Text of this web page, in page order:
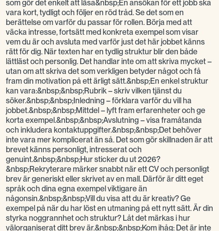
som gör det enkelt att läsa&nbsp;En ansökan för ett jobb ska
vara kort, tydligt och följer en röd tråd. Se det som en
berättelse om varför du passar för rollen. Börja med att
väcka intresse, fortsätt med konkreta exempel som visar
vem du är och avsluta med varför just det här jobbet känns
rätt för dig. När texten har en tydlig struktur blir den både
lättläst och personlig. Det handlar inte om att skriva mycket –
utan om att skriva det som verkligen betyder något och få
fram din motivation på ett ärligt sätt.&nbsp;En enkel struktur
kan vara:&nbsp;&nbsp;Rubrik – skriv vilken tjänst du
söker.&nbsp;&nbsp;Inledning – förklara varför du vill ha
jobbet.&nbsp;&nbsp;Mittdel – lyft fram erfarenheter och ge
korta exempel.&nbsp;&nbsp;Avslutning – visa framåtanda
och inkludera kontaktuppgifter.&nbsp;&nbsp;Det behöver
inte vara mer komplicerat än så. Det som gör skillnaden är att
brevet känns personligt, intresserat och
genuint.&nbsp;&nbsp;Hur sticker du ut 2026?
&nbsp;Rekryterare märker snabbt när ett CV och personligt
brev är generiskt eller skrivet av en mall. Därför är ditt eget
språk och dina egna exempel viktigare än
någonsin.&nbsp;&nbsp;Vill du visa att du är kreativ? Ge
exempel på när du har löst en utmaning på ett nytt sätt. Är din
styrka noggrannhet och struktur? Låt det märkas i hur
välorganiserat ditt brev är.&nbsp;&nbsp;Kom ihåg: Det är inte